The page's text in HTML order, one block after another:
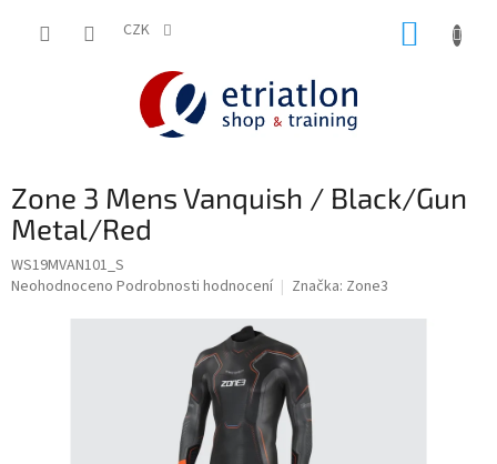
CZK
Zone 3 Mens Vanquish / Black/Gun
Metal/Red
WS19MVAN101_S
Průměrné
Neohodnoceno Podrobnosti hodnocení Značka: Zone3
shop.etriatlon.cz - Chat